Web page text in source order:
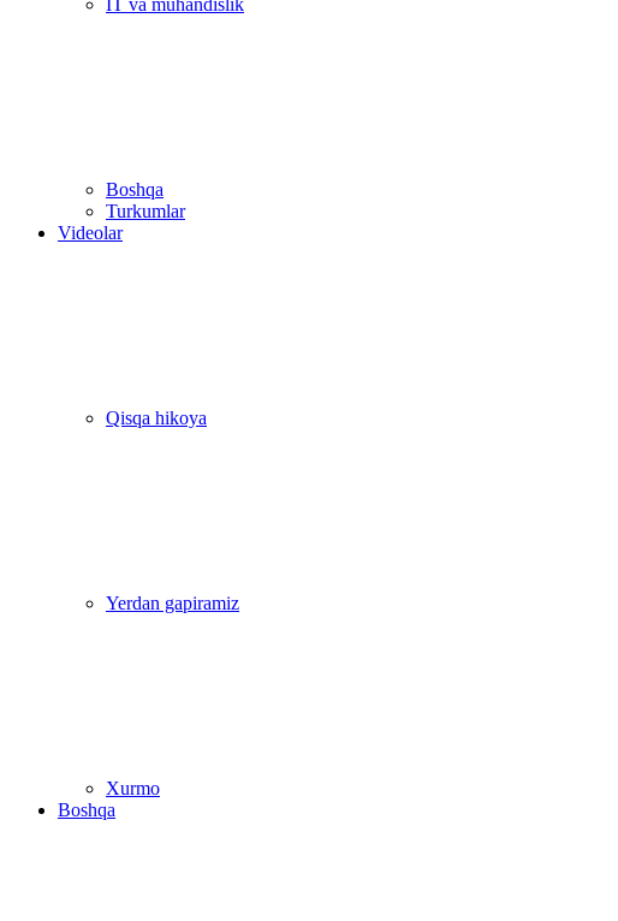
IT va muhandislik
Boshqa
Turkumlar
Videolar
Qisqa hikoya
Yerdan gapiramiz
Xurmo
Boshqa